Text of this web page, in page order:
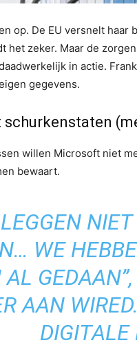
op. De EU versnelt
het zeker. Maar de
in actie.
gegevens.
schurkenstaten
willen Microsoft niet
bewaart.
WE
AAN
DIGITALE